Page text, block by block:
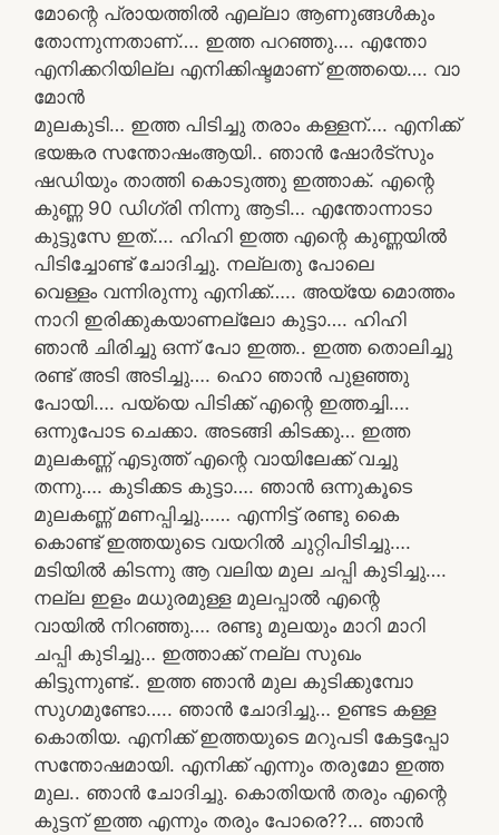
മോന്റെ പ്രായത്തിൽ എല്ലാ ആണുങ്ങൾകും
തോന്നുന്നതാണ്…. ഇത്ത പറഞ്ഞു…. എന്തോ
എനിക്കറിയില്ല എനിക്കിഷ്ടമാണ് ഇത്തയെ…. വാ
മോൻ
മുലകുടി… ഇത്ത പിടിച്ചു തരാം കള്ളന്…. എനിക്ക്
ഭയങ്കര സന്തോഷംആയി.. ഞാൻ ഷോർട്സും
ഷഡിയും താത്തി കൊടുത്തു ഇത്താക്. എന്റെ
കുണ്ണ 90 ഡിഗ്രി നിന്നു ആടി… എന്തോന്നാടാ
കുട്ടുസേ ഇത്…. ഹിഹി ഇത്ത എന്റെ കുണ്ണയിൽ
പിടിച്ചോണ്ട് ചോദിച്ചു. നല്ലതു പോലെ
വെള്ളം വന്നിരുന്നു എനിക്ക്….. അയ്യേ മൊത്തം
നാറി ഇരിക്കുകയാണല്ലോ കുട്ടാ…. ഹിഹി
ഞാൻ ചിരിച്ചു ഒന്ന് പോ ഇത്ത.. ഇത്ത തൊലിച്ചു
രണ്ട് അടി അടിച്ചു…. ഹൊ ഞാൻ പുളഞ്ഞു
പോയി…. പയ്യെ പിടിക്ക് എന്റെ ഇത്തച്ചി….
ഒന്നുപോട ചെക്കാ. അടങ്ങി കിടക്കു… ഇത്ത
മുലകണ്ണ് എടുത്ത് എന്റെ വായിലേക്ക് വച്ചു
തന്നു…. കുടിക്കട കുട്ടാ…. ഞാൻ ഒന്നുകൂടെ
മുലകണ്ണ് മണപ്പിച്ചു…… എന്നിട്ട് രണ്ടു കൈ
കൊണ്ട് ഇത്തയുടെ വയറിൽ ചുറ്റിപിടിച്ചു….
മടിയിൽ കിടന്നു ആ വലിയ മുല ചപ്പി കുടിച്ചു….
നല്ല ഇളം മധുരമുള്ള മുലപ്പാൽ എന്റെ
വായിൽ നിറഞ്ഞു…. രണ്ടു മുലയും മാറി മാറി
ചപ്പി കുടിച്ചു… ഇത്താക്ക് നല്ല സുഖം
കിട്ടുന്നുണ്ട്.. ഇത്ത ഞാൻ മുല കുടിക്കുമ്പോ
സുഗമുണ്ടോ….. ഞാൻ ചോദിച്ചു… ഉണ്ടട കള്ള
കൊതിയ. എനിക്ക് ഇത്തയുടെ മറുപടി കേട്ടപ്പോ
സന്തോഷമായി. എനിക്ക് എന്നും തരുമോ ഇത്ത
മുല.. ഞാൻ ചോദിച്ചു. കൊതിയൻ തരും എന്റെ
കുട്ടന് ഇത്ത എന്നും തരും പോരെ??… ഞാൻ